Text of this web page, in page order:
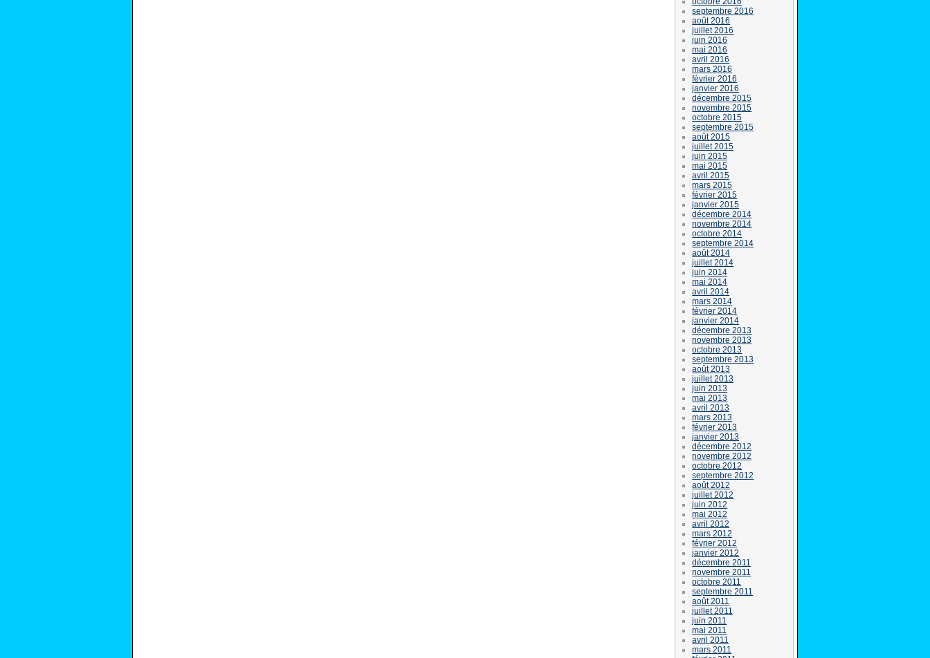
septembre 2016
août 2016
juillet 2016
juin 2016
mai 2016
avril 2016
mars 2016
février 2016
janvier 2016
décembre 2015
novembre 2015
octobre 2015
septembre 2015
août 2015
juillet 2015
juin 2015
mai 2015
avril 2015
mars 2015
février 2015
janvier 2015
décembre 2014
novembre 2014
octobre 2014
septembre 2014
août 2014
juillet 2014
juin 2014
mai 2014
avril 2014
mars 2014
février 2014
janvier 2014
décembre 2013
novembre 2013
octobre 2013
septembre 2013
août 2013
juillet 2013
juin 2013
mai 2013
avril 2013
mars 2013
février 2013
janvier 2013
décembre 2012
novembre 2012
octobre 2012
septembre 2012
août 2012
juillet 2012
juin 2012
mai 2012
avril 2012
mars 2012
février 2012
janvier 2012
décembre 2011
novembre 2011
octobre 2011
septembre 2011
août 2011
juillet 2011
juin 2011
mai 2011
avril 2011
mars 2011